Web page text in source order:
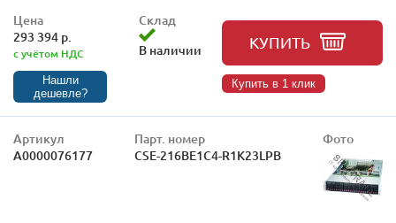
Цена
293 394 р.
с учётом НДС
Нашли
дешевле?
Склад
В наличии
КУПИТЬ
Купить в 1 клик
Артикул
А0000076177
Парт. номер
CSE-216BE1C4-R1K23LPB
Фото